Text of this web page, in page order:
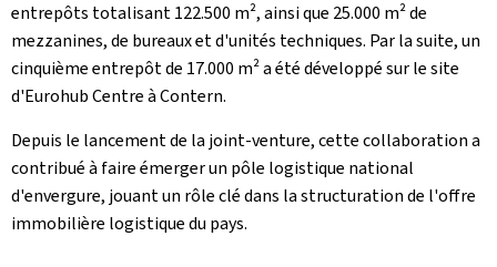
entrepôts totalisant 122.500 m², ainsi que 25.000 m² de
mezzanines, de bureaux et d'unités techniques. Par la suite, un
cinquième entrepôt de 17.000 m² a été développé sur le site
d'Eurohub Centre à Contern.
Depuis le lancement de la joint-venture, cette collaboration a
contribué à faire émerger un pôle logistique national
d'envergure, jouant un rôle clé dans la structuration de l'offre
immobilière logistique du pays.